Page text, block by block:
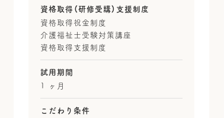
資格取得（研修受講）支援制度
資格取得祝金制度
介護福祉士受験対策講座
資格取得支援制度
試用期間
1 ヶ月
こだわり条件